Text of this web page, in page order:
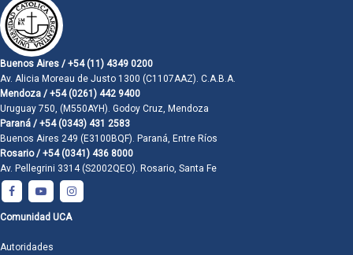
Buenos Aires / +54 (11) 4349 0200
Av. Alicia Moreau de Justo 1300 (C1107AAZ). C.A.B.A.
Mendoza / +54 (0261) 442 9400
Uruguay 750, (M550AYH). Godoy Cruz, Mendoza
Paraná / +54 (0343) 431 2583
Buenos Aires 249 (E3100BQF). Paraná, Entre Ríos
Rosario / +54 (0341) 436 8000
Av. Pellegrini 3314 (S2002QEO). Rosario, Santa Fe
Comunidad UCA
Autoridades